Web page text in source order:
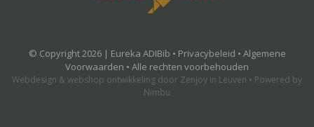
© Copyright 2026 | Eureka ADIBib • Privacybeleid • Algemene
Voorwaarden • Alle rechten voorbehouden
Webdesign & webshop ontwikkeling door Zenjoy in Leuven • Powered by
Nimbu